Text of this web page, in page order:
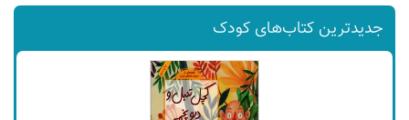
جدیدترین کتاب‌های کودک